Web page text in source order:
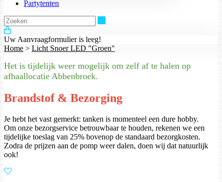
Partytenten
Uw Aanvraagformulier is leeg!
Home > Licht Snoer LED "Groen"
Het is tijdelijk weer mogelijk om zelf af te halen op
afhaallocatie Abbenbroek.
Brandstof & Bezorging
Je hebt het vast gemerkt: tanken is momenteel een dure hobby.
Om onze bezorgservice betrouwbaar te houden, rekenen we een
tijdelijke toeslag van 25% bovenop de standaard bezorgkosten.
Zodra de prijzen aan de pomp weer dalen, doen wij dat natuurlijk
ook!